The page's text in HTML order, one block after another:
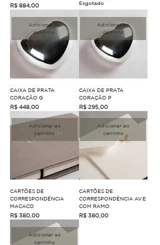
Preço
R$ 884,00 Esgotado
Adicionar ao
carrinho
CAIXA DE PRATA
CORAÇÃO G
Preço
R$ 448,00
Adicionar ao
carrinho
CAIXA DE PRATA
CORAÇÃO P
Preço
R$ 295,00
Adicionar ao
carrinho
CARTÕES DE
CORRESPONDÊNCIA
MACACO
Preço
R$ 380,00
Adicionar ao
carrinho
CARTÕES DE
CORRESPONDÊNCIA AVE
COM RAMO
Preço
R$ 380,00
Adicionar ao
carrinho